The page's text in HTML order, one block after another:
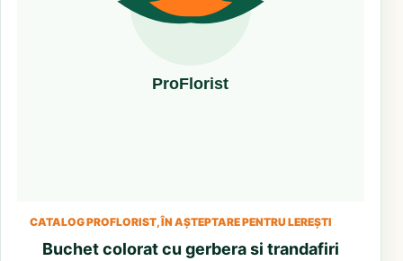
CATALOG PROFLORIST, ÎN AȘTEPTARE PENTRU LEREȘTI
Buchet colorat cu gerbera si trandafiri